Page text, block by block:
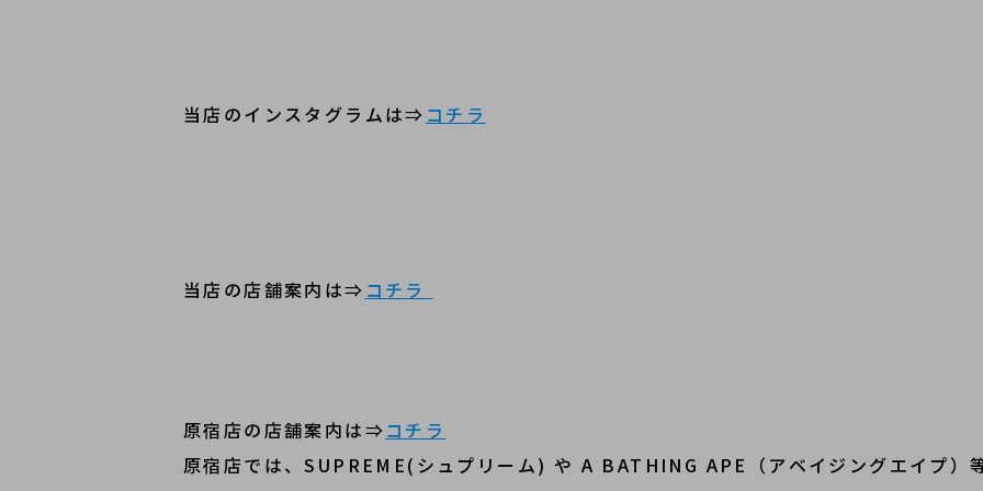
当店のインスタグラムは⇒ コチラ
当店の店舗案内は⇒ コチラ
原宿店の店舗案内は⇒コチラ
原宿店では、SUPREME(シュプリーム) や A BATHING APE（アベイジングエイプ）